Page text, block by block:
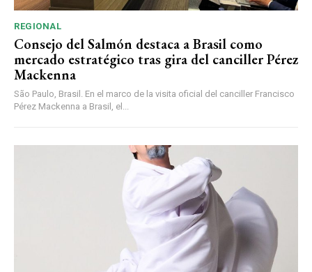
REGIONAL
Consejo del Salmón destaca a Brasil como
mercado estratégico tras gira del canciller Pérez
Mackenna
São Paulo, Brasil. En el marco de la visita oficial del canciller Francisco
Pérez Mackenna a Brasil, el...